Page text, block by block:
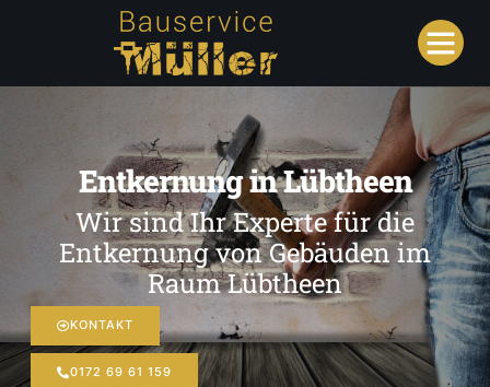
Entkernung in Lübtheen
Wir sind Ihr Experte für die
Entkernung von Gebäuden im
Raum Lübtheen
KONTAKT
0172 69 61 159